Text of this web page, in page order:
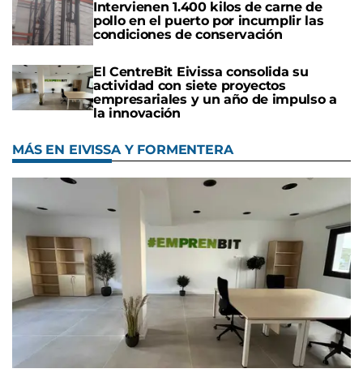
Intervienen 1.400 kilos de carne de
pollo en el puerto por incumplir las
condiciones de conservación
El CentreBit Eivissa consolida su
actividad con siete proyectos
empresariales y un año de impulso a
la innovación
MÁS EN EIVISSA Y FORMENTERA